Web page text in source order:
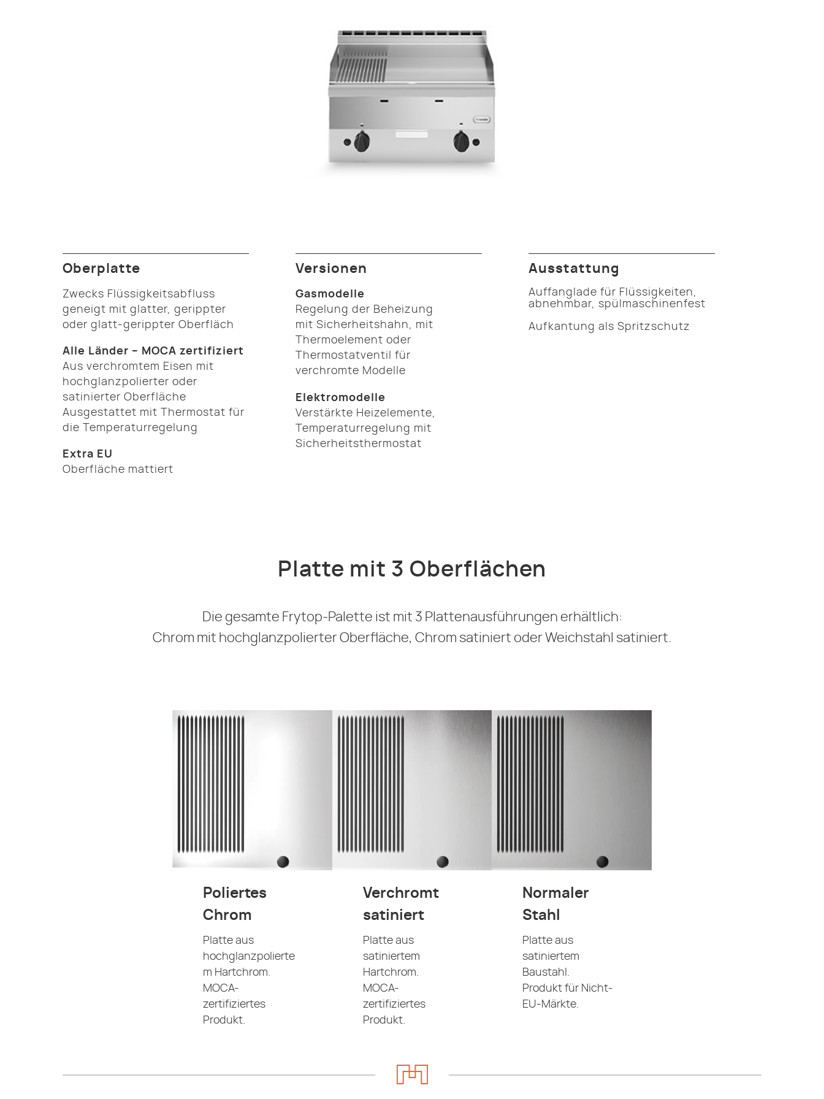
Oberplatte
Zwecks Flüssigkeitsabfluss
geneigt mit glatter, gerippter
oder glatt-gerippter Oberfläch
Alle Länder – MOCA zertifiziert
Aus verchromtem Eisen mit
hochglanzpolierter oder
satinierter Oberfläche
Ausgestattet mit Thermostat für
die Temperaturregelung
Extra EU
Oberfläche mattiert
Versionen
Gasmodelle
Regelung der Beheizung
mit Sicherheitshahn, mit
Thermoelement oder
Thermostatventil für
verchromte Modelle
Elektromodelle
Verstärkte Heizelemente,
Temperaturregelung mit
Sicherheitsthermostat
Ausstattung
Auffanglade für Flüssigkeiten,
abnehmbar, spülmaschinenfest
Aufkantung als Spritzschutz
Platte mit 3 Oberflächen
Die gesamte Frytop-Palette ist mit 3 Plattenausführungen erhältlich:
Chrom mit hochglanzpolierter Oberfläche, Chrom satiniert oder Weichstahl satiniert.
Poliertes
Chrom
Platte aus
hochglanzpolierte
m Hartchrom.
MOCA-
zertifiziertes
Produkt.
Verchromt
satiniert
Platte aus
satiniertem
Hartchrom.
MOCA-
zertifiziertes
Produkt.
Normaler
Stahl
Platte aus
satiniertem
Baustahl.
Produkt für Nicht-
EU-Märkte.